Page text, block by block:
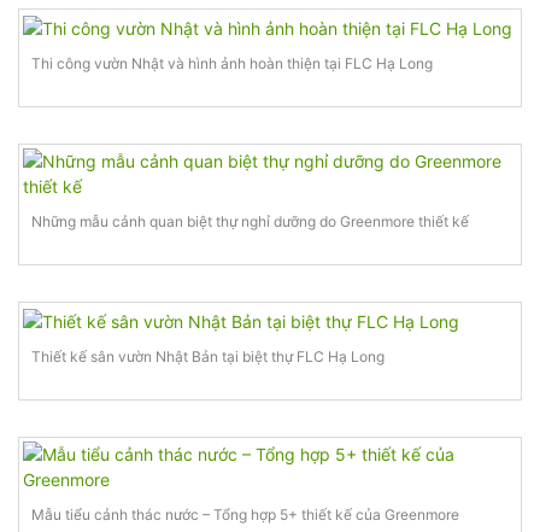
Thi công vườn Nhật và hình ảnh hoàn thiện tại FLC Hạ Long
Những mẫu cảnh quan biệt thự nghỉ dưỡng do Greenmore thiết kế
Thiết kế sân vườn Nhật Bản tại biệt thự FLC Hạ Long
Mẫu tiểu cảnh thác nước – Tổng hợp 5+ thiết kế của Greenmore